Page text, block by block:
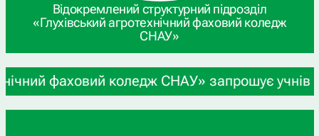
Відокремлений структурний підрозділ
«Глухівський агротехнічний фаховий коледж
СНАУ»
коледж СНАУ» запрошує учнів 9-х та 11-